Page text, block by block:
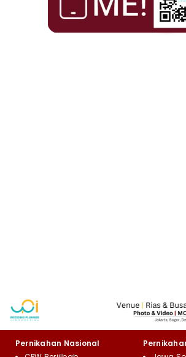
Pernikahan Nasional